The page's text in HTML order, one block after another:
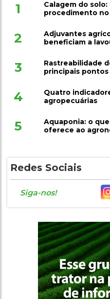
1
Calagem do
procedimento
2
Adjuvantes
beneficiam a
3
Rastreabilidade
principais
4
Quatro
agropecuárias
5
Aquaponia: o
oferece ao
Redes Sociais
Siga-nos!